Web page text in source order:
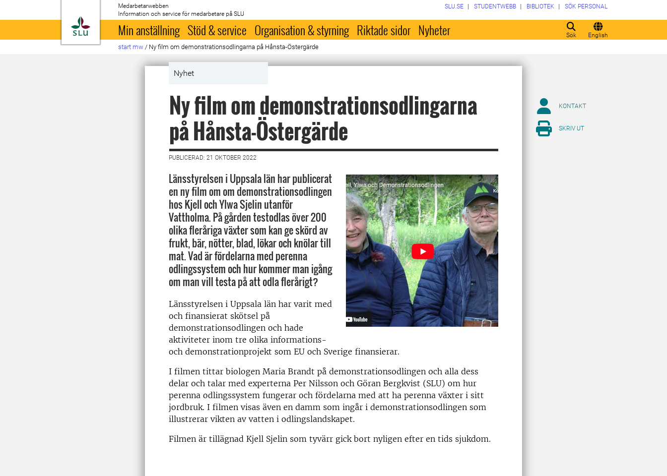
Till startsida
Medarbetarwebben
Information och service för medarbetare på SLU
Sök English
SLU.SE STUDENTWEBB BIBLIOTEK SÖK PERSONAL
Min anställning Stöd & service Organisation & styrning Riktade sidor Nyheter
start mw / Ny film om demonstrationsodlingarna på Hånsta-Östergärde
Nyhet
Ny film om demonstrationsodlingarna
på Hånsta-Östergärde
PUBLICERAD: 21 OKTOBER 2022
Länsstyrelsen i Uppsala län har publicerat
en ny film om om demonstrationsodlingen
hos Kjell och Ylwa Sjelin utanför
Vattholma. På gården testodlas över 200
olika fleråriga växter som kan ge skörd av
frukt, bär, nötter, blad, lökar och knölar till
mat. Vad är fördelarna med perenna
odlingssystem och hur kommer man igång
om man vill testa på att odla flerårigt?
Länsstyrelsen i Uppsala län har varit med
och finansierat skötsel på
demonstrationsodlingen och hade
aktiviteter inom tre olika informations-
och demonstrationprojekt som EU och Sverige finansierar.
I filmen tittar biologen Maria Brandt på demonstrationsodlingen och alla dess
delar och talar med experterna Per Nilsson och Göran Bergkvist (SLU) om hur
perenna odlingssystem fungerar och fördelarna med att ha perenna växter i sitt
jordbruk. I filmen visas även en damm som ingår i demonstrationsodlingen som
illustrerar vikten av vatten i odlingslandskapet.
Filmen är tillägnad Kjell Sjelin som tyvärr gick bort nyligen efter en tids sjukdom.
KONTAKT
SKRIV UT